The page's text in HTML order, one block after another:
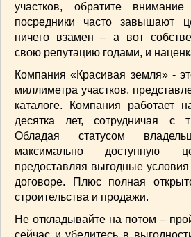
участков, обратите
посредники часто завышают
ничего взамен – а вот
свою репутацию годами, и
Компания «Красивая земля» -
миллиметра участков,
каталоге. Компания работает
десятка лет, сотрудничая с
Обладая статусом
максимально доступную
предоставляя выгодные
договоре. Плюс полная
строительства и продажи.
Не откладывайте на потом –
сейчас и убедитесь в